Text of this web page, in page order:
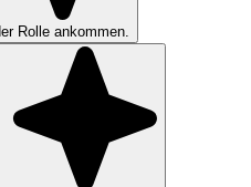
Rolle ankommen.